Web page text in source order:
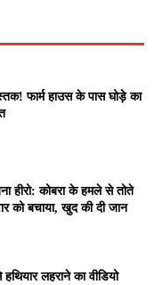
फार्म हाउस के पास घोड़े का
हीरो: कोबरा के हमले से तोते
को बचाया, खुद की दी जान
लहराने का वीडियो